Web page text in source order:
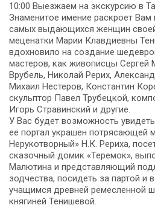
10:00 Выезжаем на экскурсию в
Знаменитое имение раскроет
самых выдающихся женщин своей
меценатки Марии Клавдиевны
вдохновило на создание
мастеров, как живописцы Сергей
Врубель, Николай Рерих,
Михаил Нестеров, Константин
скульптор Павел Трубецкой,
Игорь Стравинский и другие.
У Вас будет возможность
ее портал украшен потрясающей
Нерукотворный» Н.К. Рериха,
сказочный домик «Теремок»,
Малютина и представляющий
зодчества, посидеть за партой и
учащимся древней ремесленной
княгиней Тенишевой.